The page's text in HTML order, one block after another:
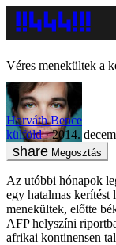
Véres menekültek a
Horváth Bence
külföld
2014.
Megosztás
Az utóbbi hónapok
egy hatalmas kerítést
menekültek, előtte
AFP helyszíni
afrikai kontinensen